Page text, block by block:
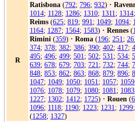
R
Ratisbona (792; 796; 932) ·
1014; 1128; 1286; 1310; 1311; 1314;
Reims (625; 819; 991; 1049; 1094;
1164; 1287; 1564; 1583) · Rennes (
Rimini (359) · Roma (196; 251;
374; 378; 382; 386; 390; 402; 417;
495; 496; 499; 501; 502; 531; 534;
639; 678; 679; 703; 721; 732; 744;
848; 853; 862; 863; 868; 879; 896;
1047; 1049; 1050; 1051; 1057; 1059
1076; 1078; 1079; 1080; 1081; 1083
1227; 1302; 1412; 1725) · Rouen (
1096; 1118; 1190; 1223; 1231; 1299;
(1258; 1327)